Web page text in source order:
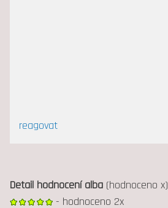
reagovat
Detail hodnocení alba(hodnoceno x)
- hodnoceno 2x